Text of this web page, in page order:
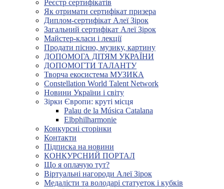
Реєстр сертифікатів
Як отримати сертифікат призера
Диплом-сертифікат Алеї Зірок
Загальний сертифікат Алеї Зірок
Майстер-класи і лекції
Продати пісню, музику, картину
ДОПОМОГА ДІТЯМ УКРАЇНИ
ДОПОМОГТИ ТАЛАНТУ
Творча екосистема МУЗИКА
Constellation World Talent Network
Новини України і світу
Зірки Європи: круті місця
Palau de la Música Catalana
Elbphilharmonie
Конкурсні сторінки
Контакти
Підписка на новини
КОНКУРСНИЙ ПОРТАЛ
Що я оплачую тут?
Віртуальні нагороди Алеї Зірок
Медалісти та володарі статуеток і кубків